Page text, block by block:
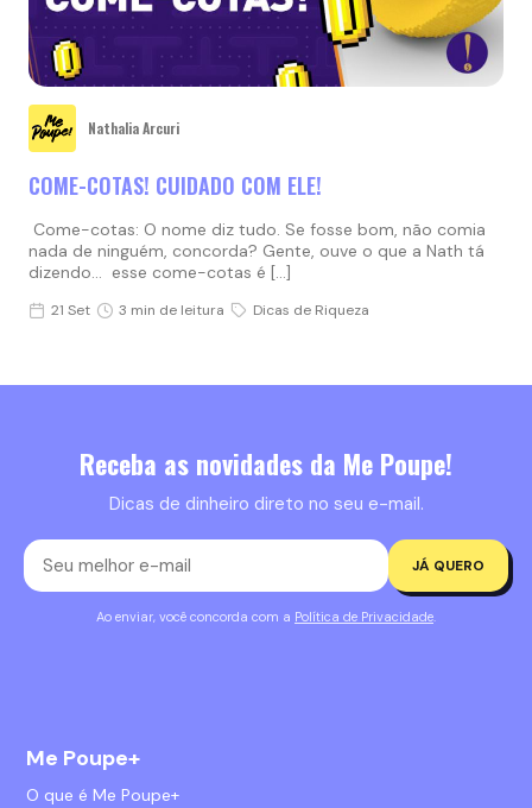
Nathalia Arcuri
COME-COTAS! CUIDADO COM ELE!
Come-cotas: O nome diz tudo. Se fosse bom, não comia
nada de ninguém, concorda? Gente, ouve o que a Nath tá
dizendo… esse come-cotas é […]
21 Set 3 min de leitura Dicas de Riqueza
Receba as novidades da Me Poupe!
Dicas de dinheiro direto no seu e-mail.
JÁ QUERO
Ao enviar, você concorda com a Política de Privacidade
Me Poupe+
O que é Me Poupe+